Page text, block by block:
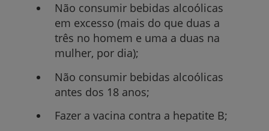
Não consumir bebidas alcoólicas
em excesso (mais do que duas a
três no homem e uma a duas na
mulher, por dia);
Não consumir bebidas alcoólicas
antes dos 18 anos;
Fazer a vacina contra a hepatite B;